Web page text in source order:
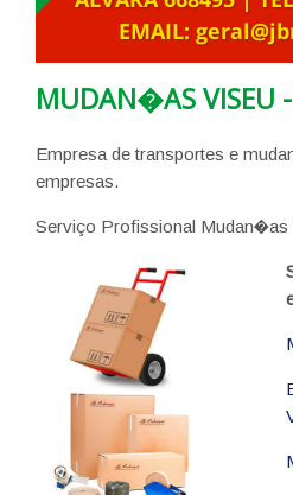
MUDAN�AS VISEU
Empresa de transportes e
empresas.
Serviço Profissional Mudan�as